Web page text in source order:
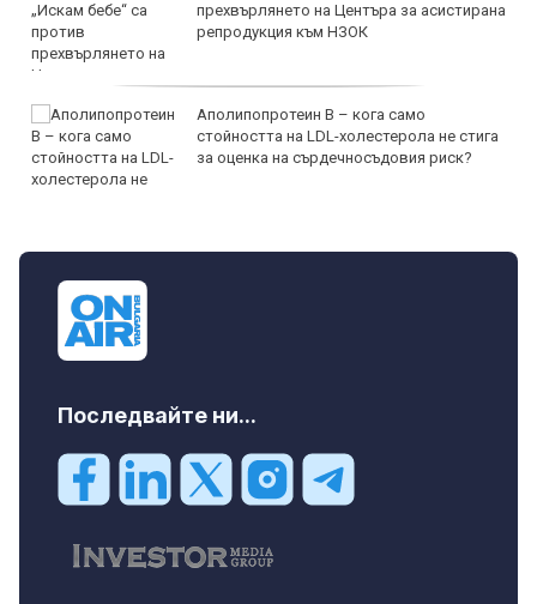
прехвърлянето на Центъра за асистирана
репродукция към НЗОК
Аполипопротеин B – кога само
стойността на LDL-холестерола не стига
за оценка на сърдечносъдовия риск?
Последвайте ни...